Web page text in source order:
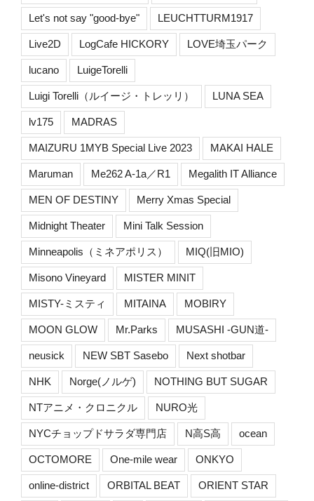
Let's not say "good-bye" LEUCHTTURM1917
Live2D LogCafe HICKORY LOVE埼玉パーク
lucano LuigeTorelli
Luigi Torelli（ルイージ・トレッリ） LUNA SEA
lv175 MADRAS
MAIZURU 1MYB Special Live 2023 MAKAI HALE
Maruman Me262 A-1a／R1 Megalith IT Alliance
MEN OF DESTINY Merry Xmas Special
Midnight Theater Mini Talk Session
Minneapolis（ミネアポリス） MIQ(旧MIO)
Misono Vineyard MISTER MINIT
MISTY-ミスティ MITAINA MOBIRY
MOON GLOW Mr.Parks MUSASHI -GUN道-
neusick NEW SBT Sasebo Next shotbar
NHK Norge(ノルゲ) NOTHING BUT SUGAR
NTアニメ・クロニクル NURO光
NYCチョップドサラダ専門店 N高S高 ocean
OCTOMORE One-mile wear ONKYO
online-district ORBITAL BEAT ORIENT STAR